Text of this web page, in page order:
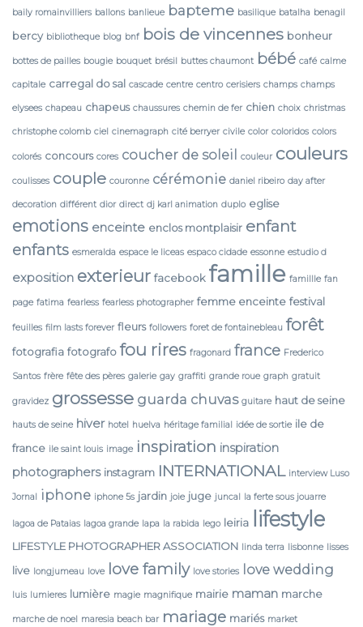
baily romainvilliers ballons banlieue bapteme basilique batalha benagil
bercy bibliotheque blog bnf bois de vincennes bonheur
bottes de pailles bougie bouquet brésil buttes chaumont bébé café calme
capitale carregal do sal cascade centre centro cerisiers champs champs
elysees chapeau chapeus chaussures chemin de fer chien choix christmas
christophe colomb ciel cinemagraph cité berryer civile color coloridos colors
colorés concours cores coucher de soleil couleur couleurs
coulisses couple couronne cérémonie daniel ribeiro day after
decoration différent dior direct dj karl animation duplo eglise
emotions enceinte enclos montplaisir enfant
enfants esmeralda espace le liceas espaco cidade essonne estudio d
exposition exterieur facebook famille famillle fan
page fatima fearless fearless photographer femme enceinte festival
feuilles film lasts forever fleurs followers foret de fontainebleau forêt
fotografia fotografo fou rires fragonard france Frederico
Santos frère fête des pères galerie gay graffiti grande roue graph gratuit
gravidez grossesse guarda chuvas guitare haut de seine
hauts de seine hiver hotel huelva héritage familial idée de sortie ile de
france ile saint louis image inspiration inspiration
photographers instagram INTERNATIONAL interview Luso
Jornal iphone iphone 5s jardin joie juge juncal la ferte sous jouarre
lagoa de Pataias lagoa grande lapa la rabida lego leiria lifestyle
LIFESTYLE PHOTOGRAPHER ASSOCIATION linda terra lisbonne lisses
live longjumeau love love family love stories love wedding
luis lumieres lumière magie magnifique mairie maman marche
marche de noel maresia beach bar mariage mariés market